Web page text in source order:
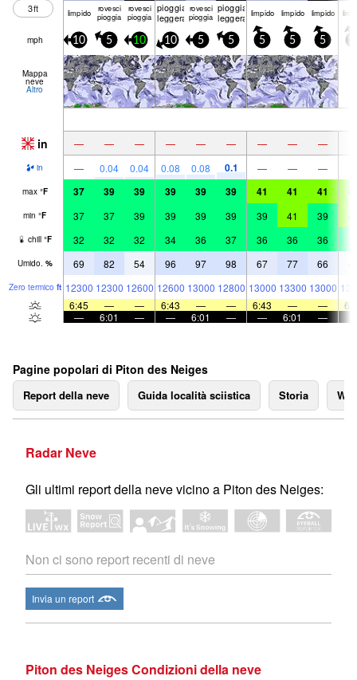
3ft limp­ido rovesci
pioggia
rovesci
pioggia
pioggia
leggera
rovesci
pioggia
pioggia
leggera limp­ido limp­ido limp­ido
mph 10 5 10 10 5 5 5 5 5
Mappa
neve
Altro
in — — — — — — — — —
in — 0.04 0.04 0.08 0.08 0.1 — — —
max °F 37 39 39 39 39 39 41 41 41
min °F 37 37 39 39 39 39 39 41 39
chill °F 32 32 32 34 36 37 36 36 36
Umido. % 69 82 54 96 97 98 67 77 66
Zero termico ft 12300 12300 12600 12600 13000 12800 13000 13300 13000
6:45
— — 6:43 — — 6:43 — —
—
6:01 — — 6:01 — — 6:01 —
Pagine popolari di Piton des Neiges
Report della neve Guida località sciistica Storia
Radar Neve
Gli ultimi report della neve vicino a Piton des Neiges:
Non ci sono report recenti di neve
Invia un report
Piton des Neiges Condizioni della neve